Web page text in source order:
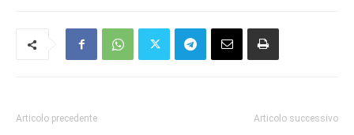
Articolo precedente Articolo successivo